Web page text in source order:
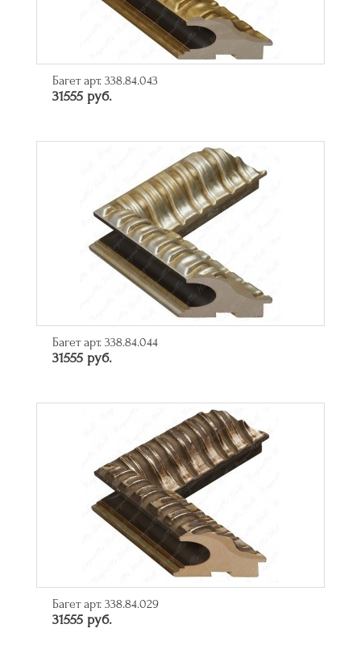
Багет арт. 338.84.043
31555 руб.
Багет арт. 338.84.044
31555 руб.
Багет арт. 338.84.029
31555 руб.